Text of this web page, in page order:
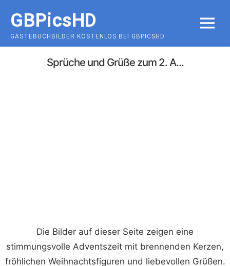
content
GBPicsHD
GÄSTEBUCHBILDER KOSTENLOS BEI GBPICSHD
MENU
Sprüche und Grüße zum 2. A...
Die Bilder auf dieser Seite zeigen eine
stimmungsvolle Adventszeit mit brennenden Kerzen,
fröhlichen Weihnachtsfiguren und liebevollen Grüßen.